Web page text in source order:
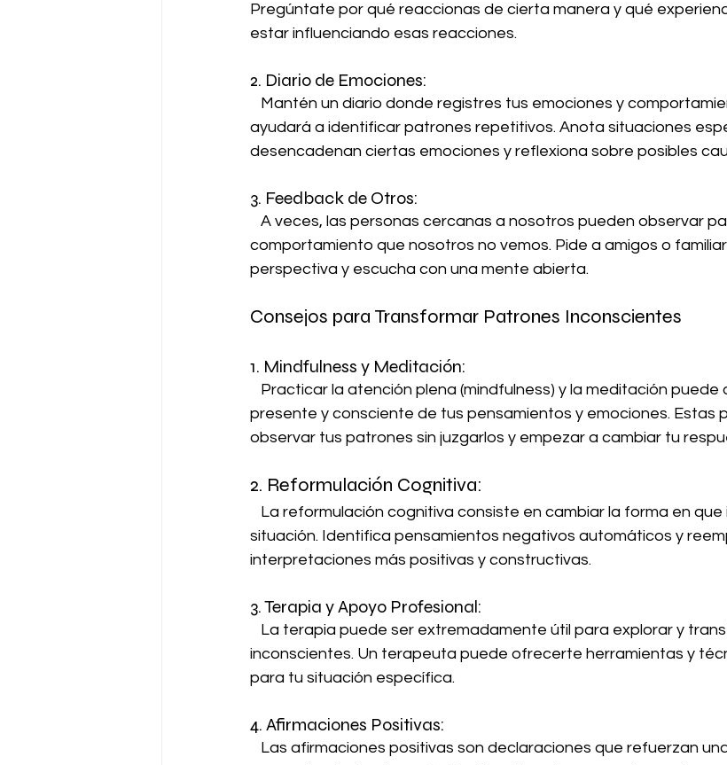
Pregúntate por qué reaccionas de cierta manera y qué
estar influenciando esas reacciones.
2. Diario de Emociones:
ayudará a identificar patrones repetitivos. Anota situaciones
desencadenan ciertas emociones y reflexiona sobre posibles
3. Feedback de Otros:
comportamiento que nosotros no vemos. Pide a amigos o
perspectiva y escucha con una mente abierta.
Consejos para Transformar Patrones Inconscientes
1. Mindfulness y Meditación:
presente y consciente de tus pensamientos y emociones. Estas
observar tus patrones sin juzgarlos y empezar a cambiar tu
2. Reformulación Cognitiva:
situación. Identifica pensamientos negativos automáticos y
interpretaciones más positivas y constructivas.
3. Terapia y Apoyo Profesional:
inconscientes. Un terapeuta puede ofrecerte herramientas y
para tu situación específica.
4. Afirmaciones Positivas: